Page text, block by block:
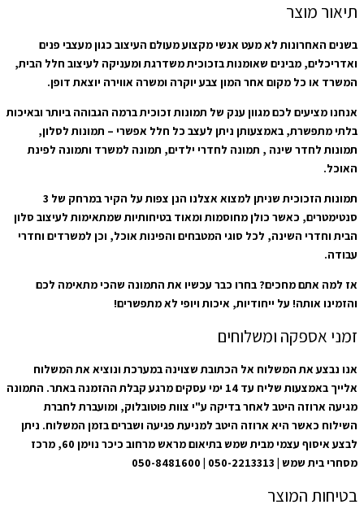
תיאור מוצר
בשנים האחרונות לא מעט אנשי מקצוע מעולם העיצוב כגון מעצבי פנים
ואדריכלים, מבינים שאומנות בזכוכית משדרגת ומעניקה לעיצוב חלל הבית,
המשרד או כל מקום אחר המון צבע יוקרה ומשרה אווירה יוצאת דופן.
אנחנו מציעים לכם מגוון ענק של תמונות זכוכית ברמה הגבוהה ביותר ובאיכות
בלתי מתפשרת, באמצעותן ניתן לעצב כל חלל אפשרי – תמונות לסלון,
תמונות לחדר שינה , תמונה לחדרי ילדים, תמונה למשרד ותמונה לפינת
האוכל.
תמונות הזכוכית שניתן למצוא אצלנו הנן צפות על הקיר במרחק של 3
סנטימטרים, כאשר כולן מחוסמות ומאוד בטיחותיות שמתאימות לעיצוב סלון
הבית וחדרי השינה, לכל סוגי המטבחים והפינות אוכל, וכן למשרדים וחדרי
עבודה.
אז למה אתם מחכים? בחרו כבר עכשיו את התמונה שהכי מתאימה לכם
והזמינו אותה! על ייחודיות, איכות ויופי לא מתפשרים!
זמני אספקה ומשלוחים
אנו נבצע את המשלוח אל הכתובת שצוינה במערכת ונוציא את המשלוח
אלייך באמצעות שליח עד 14 ימי עסקים מרגע קבלת ההזמנה באתר. התמונה
מגיעה ארוזה היטב לאחר בדיקה ע"י צוות פוטובלוק, ומועברת לחברת
השילוח כאשר היא ארוזה היטב למניעת פגיעה ושברים בזמן המשלוח. ניתן
לבצע איסוף עצמי מבית שמש בתיאום מראש מרחוב כיכר נוימן 60, מרכז
מסחרי בית שמש | 050-2213313 | 050-8481600
בטיחות המוצר